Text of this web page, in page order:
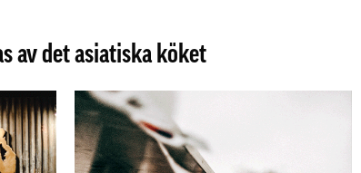
av det asiatiska köket